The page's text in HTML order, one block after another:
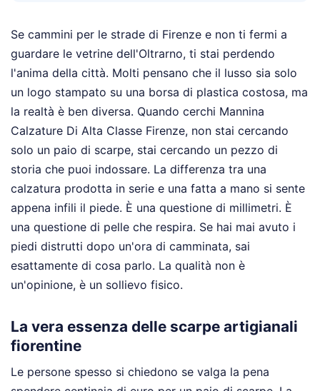
Se cammini per le strade di Firenze e non ti fermi a
guardare le vetrine dell'Oltrarno, ti stai perdendo
l'anima della città. Molti pensano che il lusso sia solo
un logo stampato su una borsa di plastica costosa, ma
la realtà è ben diversa. Quando cerchi Mannina
Calzature Di Alta Classe Firenze, non stai cercando
solo un paio di scarpe, stai cercando un pezzo di
storia che puoi indossare. La differenza tra una
calzatura prodotta in serie e una fatta a mano si sente
appena infili il piede. È una questione di millimetri. È
una questione di pelle che respira. Se hai mai avuto i
piedi distrutti dopo un'ora di camminata, sai
esattamente di cosa parlo. La qualità non è
un'opinione, è un sollievo fisico.
La vera essenza delle scarpe artigianali
fiorentine
Le persone spesso si chiedono se valga la pena